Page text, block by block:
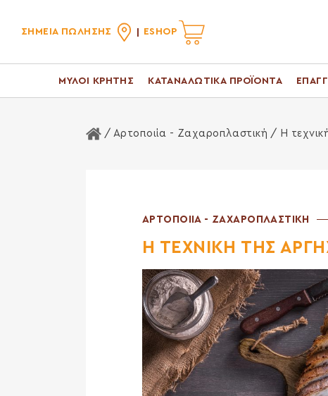
ΣΗΜΕΙΑ ΠΩΛΗΣΗΣ ESHOP
ΜΥΛΟΙ ΚΡΗΤΗΣ ΚΑΤΑΝΑΛΩΤΙΚΑ ΠΡΟΪΟΝΤΑ
Αρχική Σελίδα
/Αρτοποιία - Ζαχαροπλαστική / Η
ΑΡΤΟΠΟΙΙΑ - ΖΑΧΑΡΟΠΛΑΣΤΙΚΗ
Η ΤΕΧΝΙΚΗ ΤΗΣ